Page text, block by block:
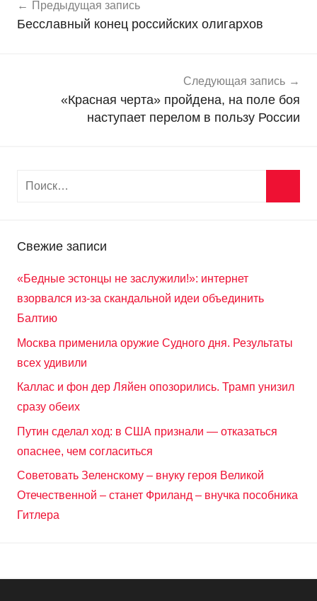
о
в
по
Предыдущая запись
Бесславный конец российских олигархов
Следующая запись
«Красная черта» пройдена, на поле боя
наступает перелом в пользу России
Свежие записи
«Бедные эстонцы не заслужили!»: интернет
взорвался из-за скандальной идеи объединить
Балтию
Москва применила оружие Судного дня. Результаты
всех удивили
Каллас и фон дер Ляйен опозорились. Трамп унизил
сразу обеих
Путин сделал ход: в США признали — отказаться
опаснее, чем согласиться
Советовать Зеленскому – внуку героя Великой
Отечественной – станет Фриланд – внучка пособника
Гитлера